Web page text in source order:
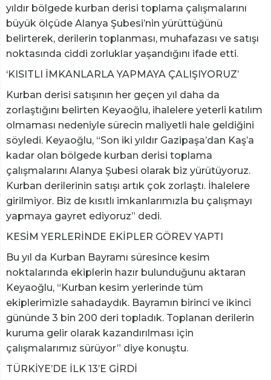
yıldır bölgede kurban derisi toplama çalışmalarını
büyük ölçüde Alanya Şubesi’nin yürüttüğünü
belirterek, derilerin toplanması, muhafazası ve satışı
noktasında ciddi zorluklar yaşandığını ifade etti.
‘KISITLI İMKANLARLA YAPMAYA ÇALIŞIYORUZ’
Kurban derisi satışının her geçen yıl daha da
zorlaştığını belirten Keyaoğlu, ihalelere yeterli katılım
olmaması nedeniyle sürecin maliyetli hale geldiğini
söyledi. Keyaoğlu, “Son iki yıldır Gazipaşa’dan Kaş’a
kadar olan bölgede kurban derisi toplama
çalışmalarını Alanya Şubesi olarak biz yürütüyoruz.
Kurban derilerinin satışı artık çok zorlaştı. İhalelere
girilmiyor. Biz de kısıtlı imkanlarımızla bu çalışmayı
yapmaya gayret ediyoruz” dedi.
KESİM YERLERİNDE EKİPLER GÖREV YAPTI
Bu yıl da Kurban Bayramı süresince kesim
noktalarında ekiplerin hazır bulunduğunu aktaran
Keyaoğlu, “Kurban kesim yerlerinde tüm
ekiplerimizle sahadaydık. Bayramın birinci ve ikinci
gününde 3 bin 200 deri topladık. Toplanan derilerin
kuruma gelir olarak kazandırılması için
çalışmalarımız sürüyor” diye konuştu.
TÜRKİYE’DE İLK 13’E GİRDİ